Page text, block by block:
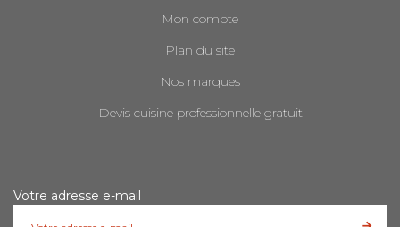
Mon compte
Plan du site
Nos marques
Devis cuisine professionnelle gratuit
Votre adresse e-mail